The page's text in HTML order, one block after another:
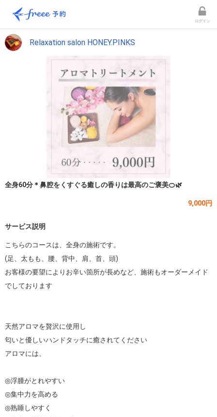
ログイン
Relaxation salon HONEY.PINKS
全身60分＊鼻腔をくすぐる癒しの香りは最高のご褒美🍊🌿
9,000円
サービス説明
こちらのコースは、全身の施術です。
(足、太もも、腰、背中、肩、首、頭)
お客様の要望によりお辛い箇所が長めなど、施術もオーダーメイド
でしております
天然アロマを贅沢に使用し
匂いと優しいハンドタッチに癒されてください
アロマには、
◎浮腫がとれやすい
◎集中力を高める
◎熟睡しやすく